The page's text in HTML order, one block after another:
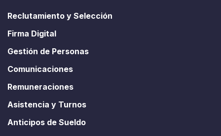
Reclutamiento y Selección
Firma Digital
Gestión de Personas
Comunicaciones
Remuneraciones
Asistencia y Turnos
Anticipos de Sueldo